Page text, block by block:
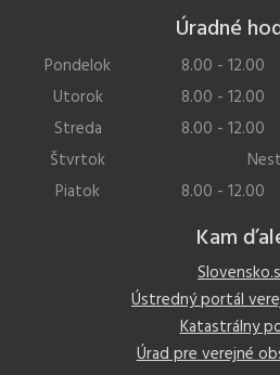
Úradné
Pondelok 8.00 - 12.00
Utorok
8.00 - 12.00
Streda
8.00 - 12.00
Štvrtok
Piatok
8.00 - 12.00
Kam
Ústredný portál
Katastrálny
Úrad pre verejné